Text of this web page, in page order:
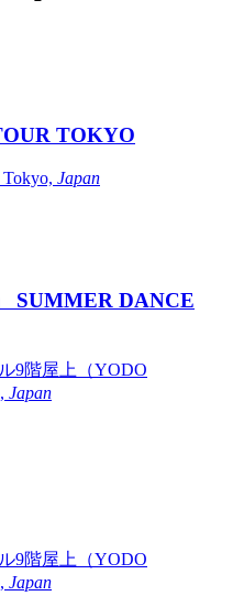
TOKYO
Japan
SUMMER DANCE
9階屋上（YODO
Japan
9階屋上（YODO
Japan